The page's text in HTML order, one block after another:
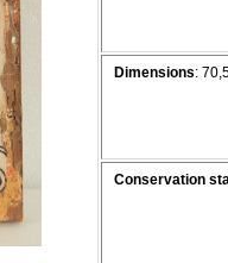
Dimensions:
Conservation